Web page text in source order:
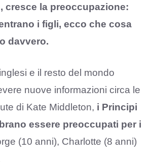
cresce la preoccupazione:
i figli, ecco che cosa
davvero.
e il resto del mondo
nuove informazioni circa le
di Kate Middleton, i Principi
essere preoccupati per i
(10 anni), Charlotte (8 anni)